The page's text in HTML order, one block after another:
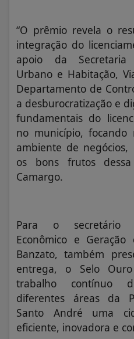
“O prêmio revela o
integração do
apoio da Secretaria
Urbano e Habitação,
Departamento de
a desburocratização e
fundamentais do
no município,
ambiente de
os bons frutos
Camargo.
Para o secretário
Econômico e
Banzato, também
entrega, o Selo
trabalho contínuo
diferentes áreas da
Santo André uma
eficiente, inovadora e